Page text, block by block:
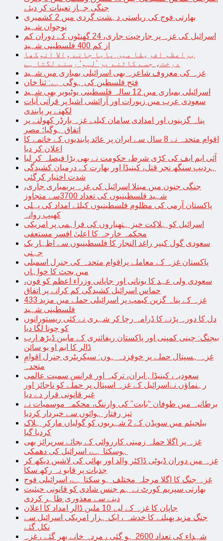
جنگی جہاز تعینات کر دیئے
بھارتی فوج کی ریاستی دہشت گردی میں 2 کشمیری
نوجوان شہید
اسرائیل کی غزہ پر جارحیت جاری، 24 گھنٹوں کے دوران کم
از کم 400 فلسطینی شہید
براعظم افریقا میں پایا جانے والا انوکھا
درخت، جسے کاٹنے پر ’لہو‘ رسنے لگتا ہے
غزہ کی معروف شاعرہ بھی اسرائیلی بمباری میں شہید
فتح فلسطین کی ہوگی ہے: ثنا خان
اسرائیلی بمباری میں 12 سالہ فلسطینی یوٹیوبر بھی شہید
سعودی عرب میں زیورات اور آرائشی اشیا پر قرآنی آیات
لکھنے پر پابندی
پناہ گزینوں اور امدادی سامان کیلیے غزہ بارڈر کھولنے پر
اتفاق ہوگیا؛ مصر
اقوام متحدہ نے 8 سال سے ایران پر عائد پابندیوں کے خاتمے کا
اعلان کر دیا
آئی ایم ایف کی کڑی شرط، حکومت نے بھی بڑا فیصلہ کر لیا
ہردیپ سنگھ نجر قتل، کینیڈا اور بھارت کے درمیان کشیدگی
شدت اختیار کرگئی
جنگی جنون میں مبتلا اسرائیل کی غزہ پربمباری جاری،
شہید فلسطینیوں کی تعداد 3700سے متجاوز
پاکستان آرمی کی مظلوم فلسطینیوں کیلئے امداد کی پہلی
کھیپ روانہ
اسرائیل کو ہلاکت خیز ہتھیاروں کی فراہمی پر امریکی
محکمہ خارجہ کا اعلیٰ افسر مستعفی
سعودی گول کیپر راغد النجار کا فلسطینیوں سے اظہار یک
جہتی
پاکستان غزہ کے معاملے پراقوام متحدہ کی جنرل اسمبلی
میں بحث کا خواہاں
سعودی ولی عہد کا یونانی اور جاپانی وزراء اعظم کو فون،
حماس اسرائیل کشیدگی کم کرانے پر اتفاق
غزہ کے پناہ گزین کیمپ پر اسرائیلی حملے میں مزید 433
فلسطینی شہید
دل کا دورہ پڑنے کا ڈرامہ رچا کر شہری نے کئی ریستورانوں
کو چونا لگا دیا
بیجنگ: چینی کمپنی اور پاکستان ریفائنری کے مابین ڈیڑھ ارب
ڈالر کا ایم او یو سائن
غزہ ہسپتال حملے پر خوفزدہ ہوں: سیکریٹری جنرل اقوامِ
متحدہ
سعودیہ، کینیڈا , ایران، ترکیہ اور فرانس سمیت عالمی
رہنماؤں نےاسرائیل کے غزہ اسپتال پر حملے کو ناجائز اور
غیر قانونی قرار دے دیا
برطانیہ میں طوفان “بابت” کی وارننگ، محکمہ موسمیات نے
تیز رفتار ہوائوں سے خبردار کردیا
بیلجیئم میں سویڈن کے 2 شہریوں کو گولیاں مارکر ہلاک
کردیا گیا
غزہ پر اگلا حملہ زمینی کارروائی کے بجائے سرپرائز بھی
ہوسکتا ہے، اسرائیل کی دھمکی
غزہ میں دوران ڈیوٹی ڈاکٹر والد اور بھائی کی لاشیں دیکھ کر
جذبات پر قابو نہ رکھ سکا
غزہ جنگ کا اگلا مرحلہ مختلف ہو سکتا ہے، اسرائیلی فوج
بھارتی سپریم کورٹ نے ہم جنس شادی کو قانونی حیثیت
دینے سے معذوری ظاہر کردی
جاپان کا غزہ کے لیے 10 ملین ڈالر امداد کا اعلان
جنگ مزید پھیلنے کا خدشہ ، ایک ہزار امریکی اسرائیل سے
نکل گئے
شہداء کی تعداد 2600 ہو گئی ، مردہ خانے بھر گئے ، غزہ